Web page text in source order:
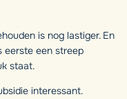
is nog lastiger. En
eerste een streep
staat.
interessant.